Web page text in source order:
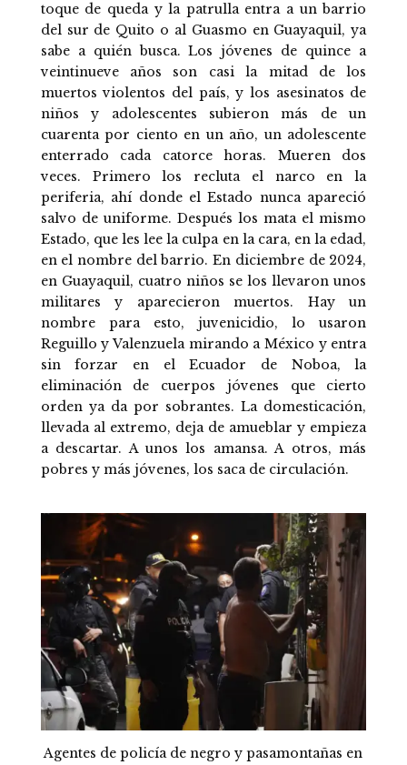
toque de queda y la patrulla entra a un barrio
del sur de Quito o al Guasmo en Guayaquil, ya
sabe a quién busca. Los jóvenes de quince a
veintinueve años son casi la mitad de los
muertos violentos del país, y los asesinatos de
niños y adolescentes subieron más de un
cuarenta por ciento en un año, un adolescente
enterrado cada catorce horas. Mueren dos
veces. Primero los recluta el narco en la
periferia, ahí donde el Estado nunca apareció
salvo de uniforme. Después los mata el mismo
Estado, que les lee la culpa en la cara, en la edad,
en el nombre del barrio. En diciembre de 2024,
en Guayaquil, cuatro niños se los llevaron unos
militares y aparecieron muertos. Hay un
nombre para esto, juvenicidio, lo usaron
Reguillo y Valenzuela mirando a México y entra
sin forzar en el Ecuador de Noboa, la
eliminación de cuerpos jóvenes que cierto
orden ya da por sobrantes. La domesticación,
llevada al extremo, deja de amueblar y empieza
a descartar. A unos los amansa. A otros, más
pobres y más jóvenes, los saca de circulación.
Agentes de policía de negro y pasamontañas en